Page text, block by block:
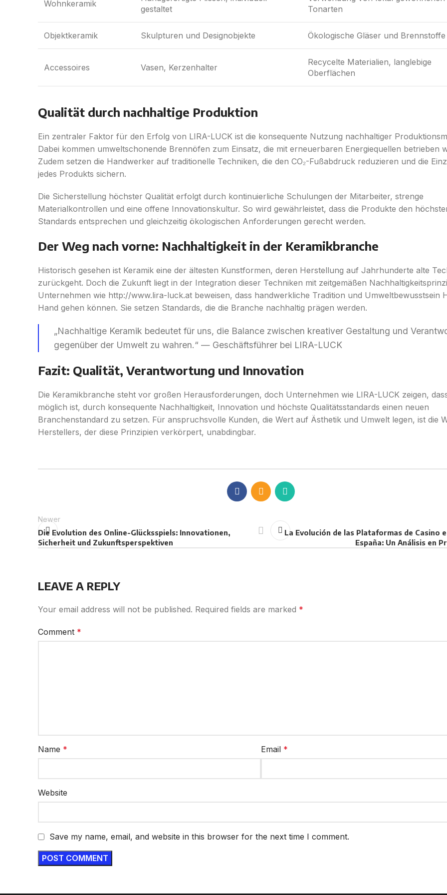
Wohnkeramik
gestaltet
Tonarten
Objektkeramik Skulpturen und Designobjekte Ökologische Gläser und Brennstoffe
Accessoires Vasen, Kerzenhalter
Recycelte Materialien, langlebige
Oberflächen
Qualität durch nachhaltige Produktion
Ein zentraler Faktor für den Erfolg von LIRA-LUCK ist die konsequente Nutzung nachhaltiger
Dabei kommen umweltschonende Brennöfen zum Einsatz, die mit erneuerbaren Energiequellen betrieben
Zudem setzen die Handwerker auf traditionelle Techniken, die den CO₂-Fußabdruck reduzieren und die
jedes Produkts sichern.
Die Sicherstellung höchster Qualität erfolgt durch kontinuierliche Schulungen der Mitarbeiter, strenge
Materialkontrollen und eine offene Innovationskultur. So wird gewährleistet, dass die Produkte den
Standards entsprechen und gleichzeitig ökologischen Anforderungen gerecht werden.
Der Weg nach vorne: Nachhaltigkeit in der Keramikbranche
Historisch gesehen ist Keramik eine der ältesten Kunstformen, deren Herstellung auf Jahrhunderte alte
zurückgeht. Doch die Zukunft liegt in der Integration dieser Techniken mit zeitgemäßen
Unternehmen wie http://www.lira-luck.at beweisen, dass handwerkliche Tradition und Umweltbewusstsein
Hand gehen können. Sie setzen Standards, die die Branche nachhaltig prägen werden.
„Nachhaltige Keramik bedeutet für uns, die Balance zwischen kreativer Gestaltung und
gegenüber der Umwelt zu wahren.“ — Geschäftsführer bei LIRA-LUCK
Fazit: Qualität, Verantwortung und Innovation
Die Keramikbranche steht vor großen Herausforderungen, doch Unternehmen wie LIRA-LUCK zeigen,
möglich ist, durch konsequente Nachhaltigkeit, Innovation und höchste Qualitätsstandards einen neuen
Branchenstandard zu setzen. Für anspruchsvolle Kunden, die Wert auf Ästhetik und Umwelt legen, ist die
Herstellers, der diese Prinzipien verkörpert, unabdingbar.
Newer
Die Evolution des Online-Glücksspiels: Innovationen,
Sicherheit und Zukunftsperspektiven
La Evolución de las Plataformas de Casino
España: Un Análisis en
LEAVE A REPLY
Your email address will not be published. Required fields are marked *
Comment *
Name * Email *
Website
Save my name, email, and website in this browser for the next time I comment.